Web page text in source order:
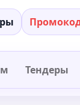
Тендеры